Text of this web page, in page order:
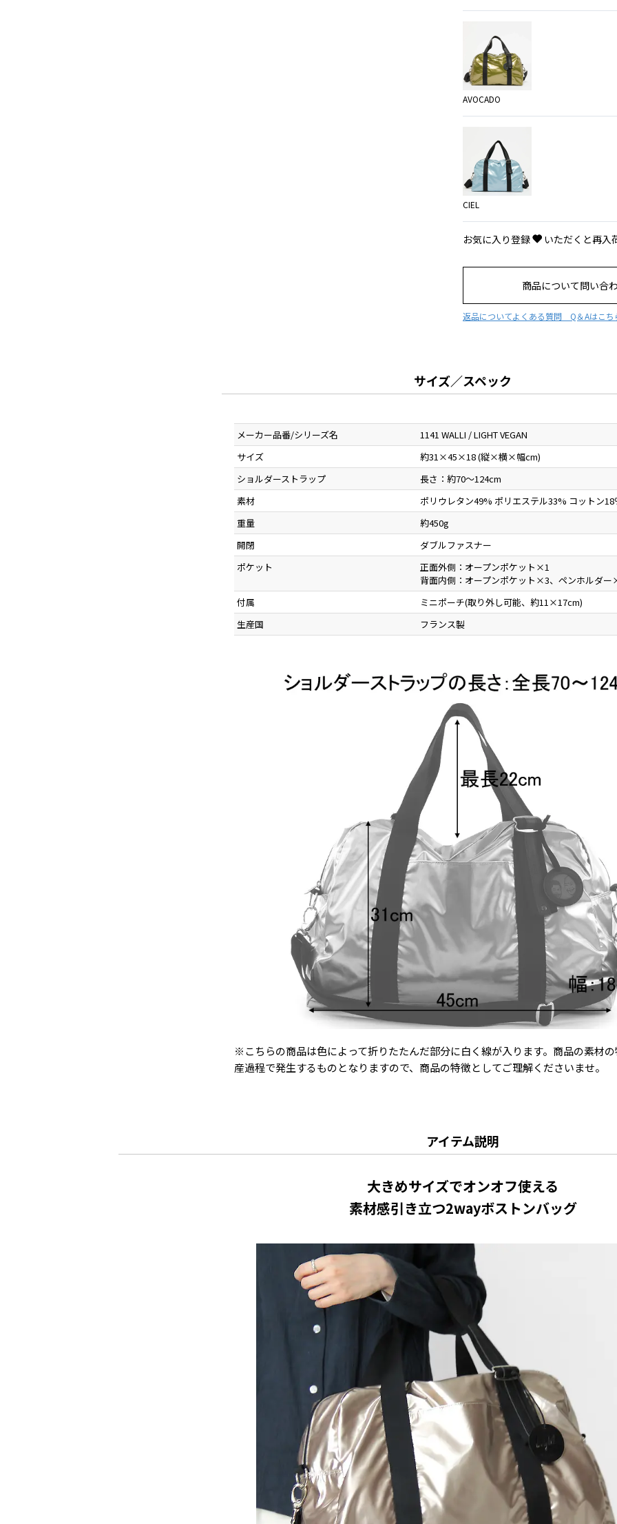
AVOCADO
CIEL
お気に入り登録 いただくと再入
商品について問い合
返品についてよくある質問 Q＆Aはこち
サイズ／スペック
メーカー品番/シリーズ名
1141 WALLI / LIGHT VEGAN
サイズ
約31×45×18 (縦×横×幅cm)
ショルダーストラップ
長さ：約70～124cm
素材
ポリウレタン49% ポリエステル33% コットン18
重量
約450g
開閉
ダブルファスナー
ポケット
正面外側：オープンポケット×1
背面内側：オープンポケット×3、ペンホルダ
付属
ミニポーチ(取り外し可能、約11×17cm)
生産国
フランス製
※こちらの商品は色によって折りたたんだ部分に白く線が入ります。商品の素材
産過程で発生するものとなりますので、商品の特徴としてご理解くださいませ。
アイテム説明
大きめサイズでオンオフ使える
素材感引き立つ2wayボストンバッグ